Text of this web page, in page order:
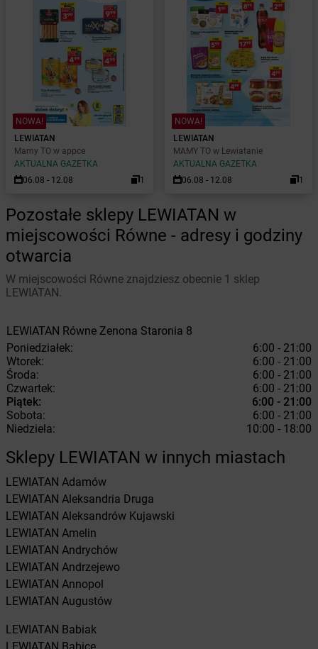
NOWA!
LEWIATAN
Mamy TO w appce
AKTUALNA GAZETKA
06.08 - 12.08
1
NOWA!
LEWIATAN
MAMY TO w Lewiatanie
AKTUALNA GAZETKA
06.08 - 12.08
1
Pozostałe sklepy LEWIATAN w
miejscowości Równe - adresy i godziny
otwarcia
W miejscowości Równe znajdziesz obecnie 1 sklep
LEWIATAN.
LEWIATAN Równe Zenona Staronia 8
Poniedziałek:
6:00 - 21:00
Wtorek:
6:00 - 21:00
Środa:
6:00 - 21:00
Czwartek:
6:00 - 21:00
Piątek:
6:00 - 21:00
Sobota:
6:00 - 21:00
Niedziela:
10:00 - 18:00
Sklepy LEWIATAN w innych miastach
LEWIATAN Adamów
LEWIATAN Aleksandria Druga
LEWIATAN Aleksandrów Kujawski
LEWIATAN Amelin
LEWIATAN Andrychów
LEWIATAN Andrzejewo
LEWIATAN Annopol
LEWIATAN Augustów
LEWIATAN Babiak